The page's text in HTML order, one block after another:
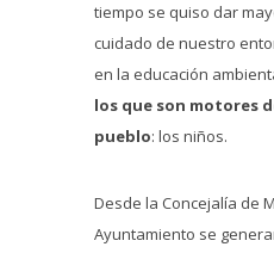
tiempo se quiso dar
cuidado de nuestro
en la educación
los que son motores
pueblo: los niños.
Desde la Concejalía de
Ayuntamiento se